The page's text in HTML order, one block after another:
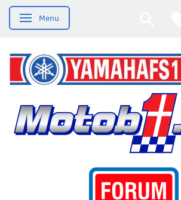
Skifte navigation
Menu